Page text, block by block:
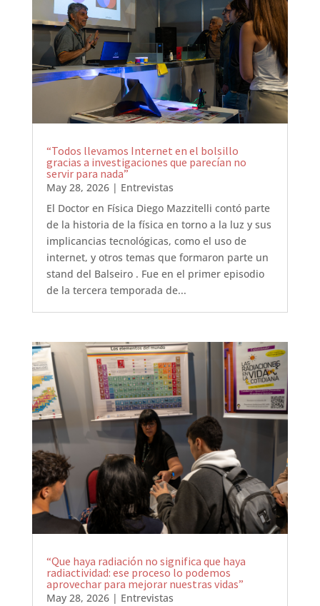
“Todos llevamos Internet en el bolsillo
gracias a investigaciones que parecían no
servir para nada”
May 28, 2026| Entrevistas
El Doctor en Física Diego Mazzitelli contó parte
de la historia de la física en torno a la luz y sus
implicancias tecnológicas, como el uso de
internet, y otros temas que formaron parte un
stand del Balseiro . Fue en el primer episodio
de la tercera temporada de...
“Que haya radiación no significa que haya
radiactividad: ese proceso lo podemos
aprovechar para mejorar nuestras vidas”
May 28, 2026| Entrevistas